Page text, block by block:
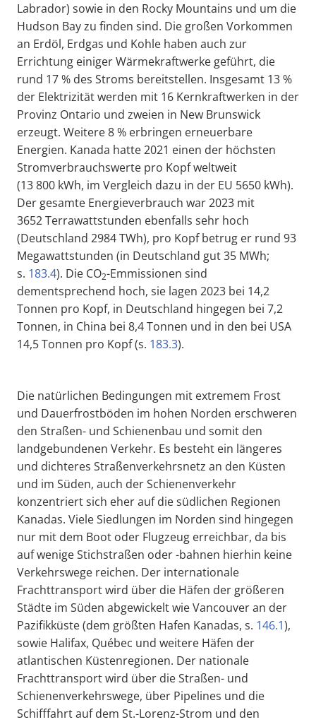
Labrador) sowie in den Rocky Mountains und um die
Hudson Bay zu finden sind. Die großen Vorkommen
an Erdöl, Erdgas und Kohle haben auch zur
Errichtung einiger Wärmekraftwerke geführt, die
rund 17 % des Stroms bereitstellen. Insgesamt 13 %
der Elektrizität werden mit 16 Kernkraftwerken in der
Provinz Ontario und zweien in New Brunswick
erzeugt. Weitere 8 % erbringen erneuerbare
Energien. Kanada hatte 2021 einen der höchsten
Stromverbrauchswerte pro Kopf weltweit
(13 800 kWh, im Vergleich dazu in der EU 5650 kWh).
Der gesamte Energieverbrauch war 2023 mit
3652 Terrawattstunden ebenfalls sehr hoch
(Deutschland 2984 TWh), pro Kopf betrug er rund 93
Megawattstunden (in Deutschland gut 35 MWh;
s. 183.4). Die CO2-Emmissionen sind
dementsprechend hoch, sie lagen 2023 bei 14,2
Tonnen pro Kopf, in Deutschland hingegen bei 7,2
Tonnen, in China bei 8,4 Tonnen und in den bei USA
14,5 Tonnen pro Kopf (s. 183.3).
Die natürlichen Bedingungen mit extremem Frost
und Dauerfrostböden im hohen Norden erschweren
den Straßen- und Schienenbau und somit den
landgebundenen Verkehr. Es besteht ein längeres
und dichteres Straßenverkehrsnetz an den Küsten
und im Süden, auch der Schienenverkehr
konzentriert sich eher auf die südlichen Regionen
Kanadas. Viele Siedlungen im Norden sind hingegen
nur mit dem Boot oder Flugzeug erreichbar, da bis
auf wenige Stichstraßen oder -bahnen hierhin keine
Verkehrswege reichen. Der internationale
Frachttransport wird über die Häfen der größeren
Städte im Süden abgewickelt wie Vancouver an der
Pazifikküste (dem größten Hafen Kanadas, s. 146.1),
sowie Halifax, Québec und weitere Häfen der
atlantischen Küstenregionen. Der nationale
Frachttransport wird über die Straßen- und
Schienenverkehrswege, über Pipelines und die
Schifffahrt auf dem St.-Lorenz-Strom und den